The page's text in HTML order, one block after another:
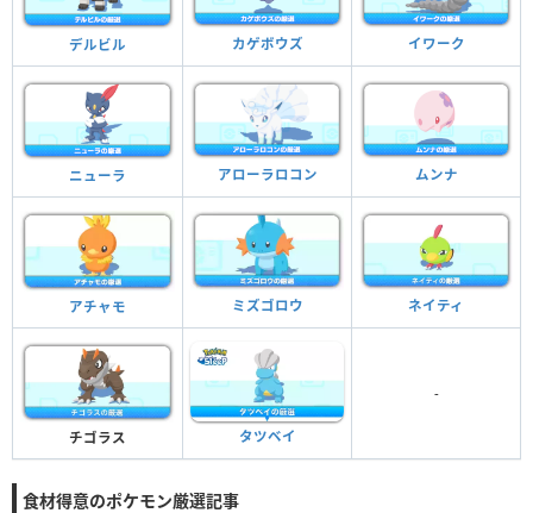
デルビル カゲボウズ イワーク
ニューラ アローラロコン ムンナ
アチャモ ミズゴロウ ネイティ
チゴラス タツベイ
-
食材得意のポケモン厳選記事